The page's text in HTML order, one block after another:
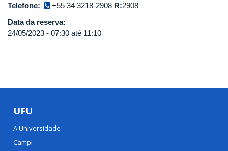
Telefone:
+55 34 3218-2908 R:2908
Data da reserva:
24/05/2023 - 07:30 até 11:10
UFU
A Universidade
Campi